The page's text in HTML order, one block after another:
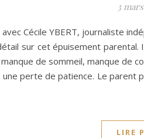
3
Cécile YBERT, journaliste
sur cet épuisement
de sommeil, manque de
perte de patience. Le
LIRE